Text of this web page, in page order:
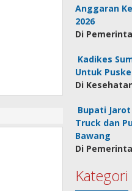
Anggaran
2026
Di
Kadikes
Untuk
Di
Bupati
Truck dan
Bawang
Di
Kategori